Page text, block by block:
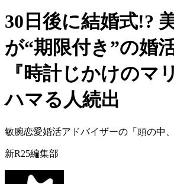
30日後に結婚式!?
が“期限付き”の婚
『時計じかけのマ
ハマる人続出
敏腕恋愛婚活アドバイザーの「頭の中
新R25編集部